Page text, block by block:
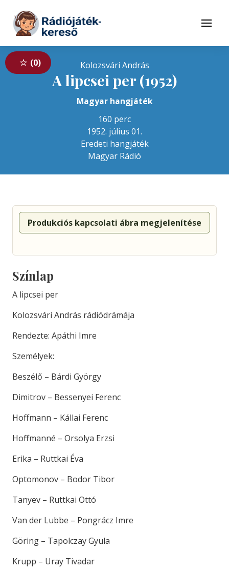
Tovább a tartalomhoz
Menü
0 Kolozsvári András
A lipcsei per (1952)
Magyar hangjáték
160 perc
1952. július 01.
Eredeti hangjáték
Magyar Rádió
Produkciós kapcsolati ábra megjelenítése
Színlap
A lipcsei per
Kolozsvári András rádiódrámája
Rendezte: Apáthi Imre
Személyek:
Beszélő – Bárdi György
Dimitrov – Bessenyei Ferenc
Hoffmann – Kállai Ferenc
Hoffmanné – Orsolya Erzsi
Erika – Ruttkai Éva
Optomonov – Bodor Tibor
Tanyev – Ruttkai Ottó
Van der Lubbe – Pongrácz Imre
Göring – Tapolczay Gyula
Krupp – Uray Tivadar